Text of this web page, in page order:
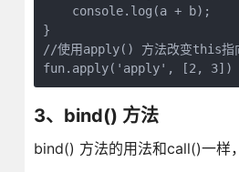
    console.log(a + b);
}
//使用apply() 方法改变this指向
3、bind() 方法
bind() 方法的用法和call()一样